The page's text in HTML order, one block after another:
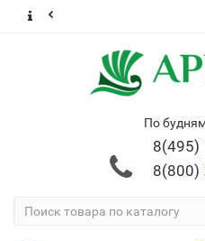
По
8(495)
8(800)